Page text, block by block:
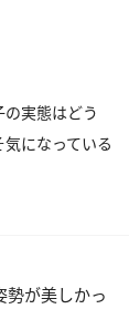
実態はどう
になっている
勢が美しかっ